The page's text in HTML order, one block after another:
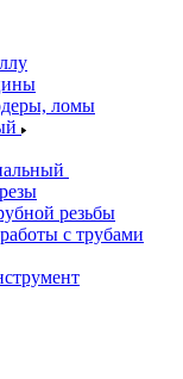
ломы
резьбы
с трубами